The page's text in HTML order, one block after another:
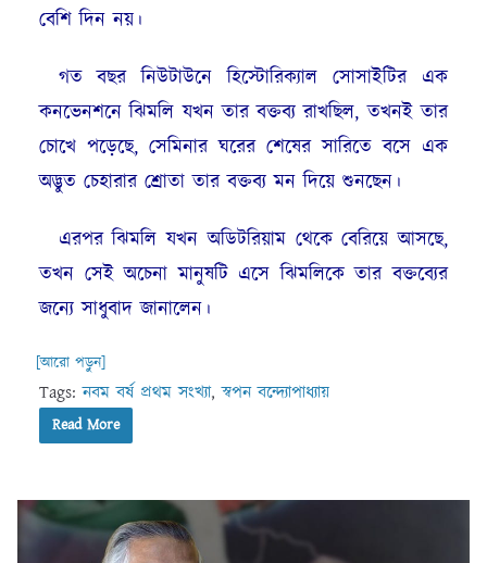
বেশি দিন নয়।
গত বছর নিউটাউনে হিস্টোরিক্যাল সোসাইটির এক
কনভেনশনে ঝিমলি যখন তার বক্তব্য রাখছিল, তখনই তার
চোখে পড়েছে, সেমিনার ঘরের শেষের সারিতে বসে এক
অদ্ভুত চেহারার শ্রোতা তার বক্তব্য মন দিয়ে শুনছেন।
এরপর ঝিমলি যখন অডিটরিয়াম থেকে বেরিয়ে আসছে,
তখন সেই অচেনা মানুষটি এসে ঝিমলিকে তার বক্তব্যের
জন্যে সাধুবাদ জানালেন।
[আরো পড়ুন]
Tags:নবম বর্ষ প্রথম সংখ্যা,স্বপন বন্দ্যোপাধ্যায়
Read More